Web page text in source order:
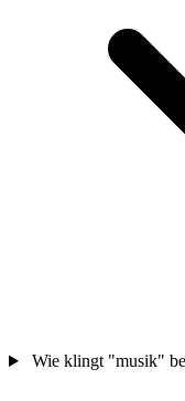
Wie klingt "musik"